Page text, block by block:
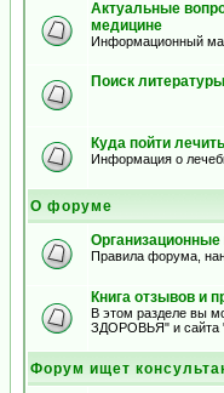
Актуальные
медицине
Информационный
Поиск литературы
Куда пойти
Информация о
О форуме
Правила форума,
Книга отзывов и
В этом разделе вы
ЗДОРОВЬЯ" и сайта
Форум ищет